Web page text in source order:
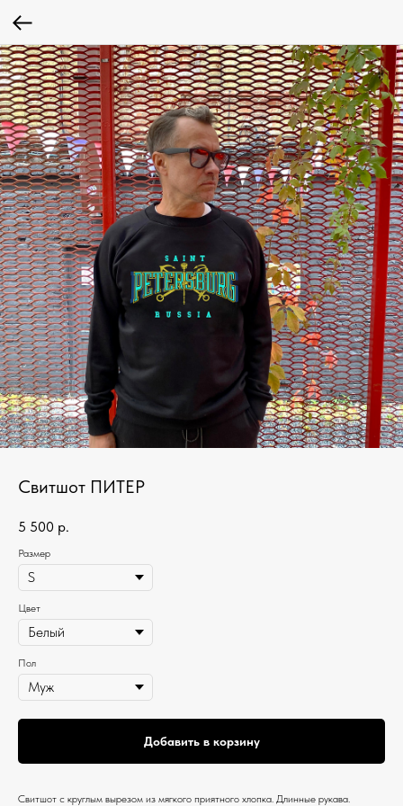
Свитшот ПИТЕР
5 500 р.
Размер
Цвет
Пол
Добавить в корзину
Свитшот c круглым вырезом из мягкого приятного хлопка. Длинные рукава.